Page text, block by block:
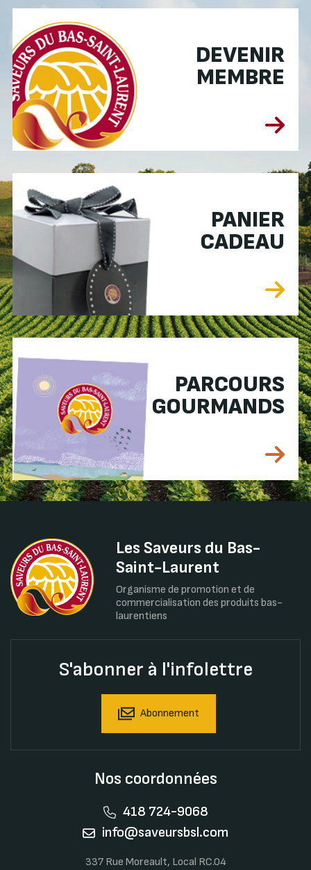
DEVENIR
MEMBRE
PANIER
CADEAU
PARCOURS
GOURMANDS
Les Saveurs du Bas-
Saint-Laurent
Organisme de promotion et de
commercialisation des produits bas-
laurentiens
S'abonner à l'infolettre
Abonnement
Nos coordonnées
418 724-9068
info@saveursbsl.com
337 Rue Moreault, Local RC.04